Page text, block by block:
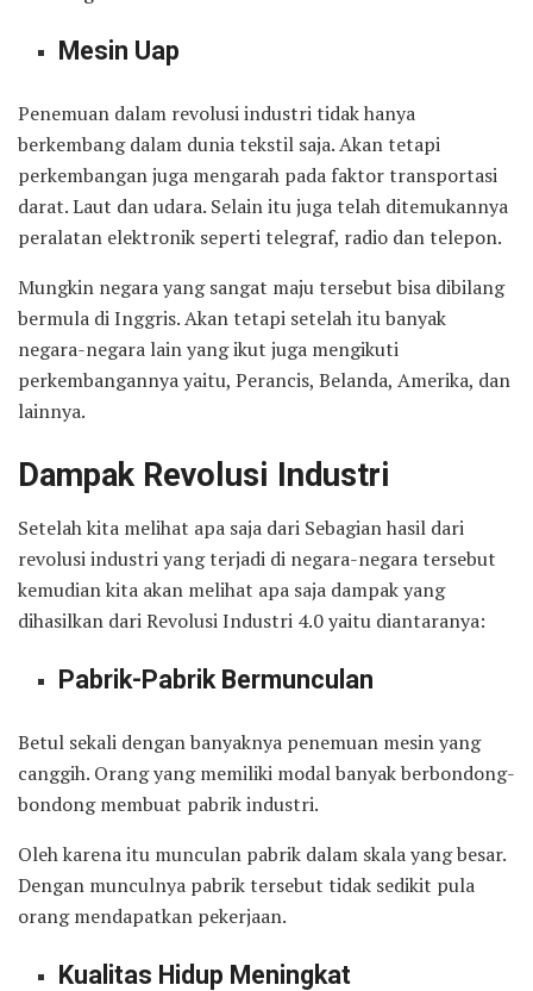
Mesin Uap
Penemuan dalam revolusi industri tidak hanya
berkembang dalam dunia tekstil saja. Akan tetapi
perkembangan juga mengarah pada faktor transportasi
darat. Laut dan udara. Selain itu juga telah ditemukannya
peralatan elektronik seperti telegraf, radio dan telepon.
Mungkin negara yang sangat maju tersebut bisa dibilang
bermula di Inggris. Akan tetapi setelah itu banyak
negara-negara lain yang ikut juga mengikuti
perkembangannya yaitu, Perancis, Belanda, Amerika, dan
lainnya.
Dampak Revolusi Industri
Setelah kita melihat apa saja dari Sebagian hasil dari
revolusi industri yang terjadi di negara-negara tersebut
kemudian kita akan melihat apa saja dampak yang
dihasilkan dari Revolusi Industri 4.0 yaitu diantaranya:
Pabrik-Pabrik Bermunculan
Betul sekali dengan banyaknya penemuan mesin yang
canggih. Orang yang memiliki modal banyak berbondong-
bondong membuat pabrik industri.
Oleh karena itu munculan pabrik dalam skala yang besar.
Dengan munculnya pabrik tersebut tidak sedikit pula
orang mendapatkan pekerjaan.
Kualitas Hidup Meningkat